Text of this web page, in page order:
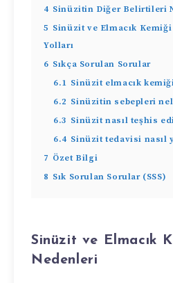
4 Sinüzitin Diğer Belirtileri
5 Sinüzit ve Elmacık Kemiği
Yolları
6 Sıkça Sorulan Sorular
6.1 Sinüzit elmacık
6.2 Sinüzitin sebepleri
6.3 Sinüzit nasıl teşhis
6.4 Sinüzit tedavisi nasıl
7 Özet Bilgi
8 Sık Sorulan Sorular (SSS)
Sinüzit ve Elmacık
Nedenleri